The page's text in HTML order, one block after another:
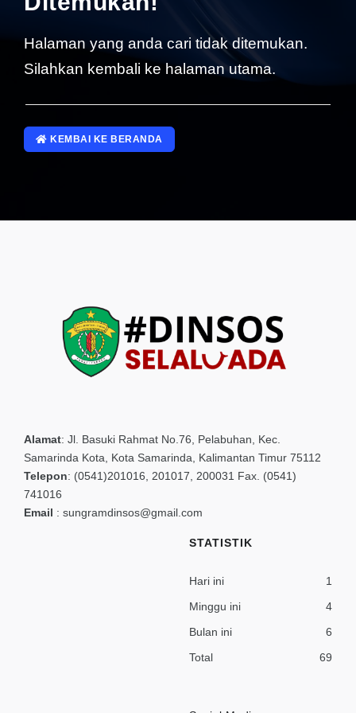
Halaman yang anda cari tidak ditemukan.
Silahkan kembali ke halaman utama.
KEMBAI KE BERANDA
Alamat: Jl. Basuki Rahmat No.76, Pelabuhan, Kec.
Samarinda Kota, Kota Samarinda, Kalimantan Timur 75112
Telepon: (0541)201016, 201017, 200031 Fax. (0541)
741016
Email : sungramdinsos@gmail.com
STATISTIK
Hari ini
1
Minggu ini
4
Bulan ini
6
Total
69